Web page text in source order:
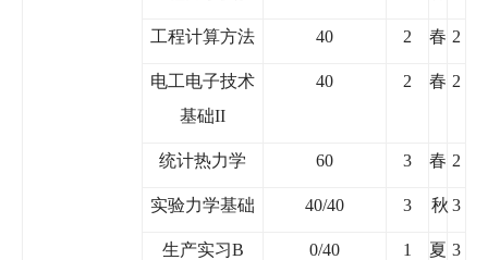
工程计算方法 40 2 春 2
电工电子技术
基础II
40 2 春 2
统计热力学 60 3 春 2
实验力学基础 40/40 3 秋 3
生产实习B 0/40 1 夏 3